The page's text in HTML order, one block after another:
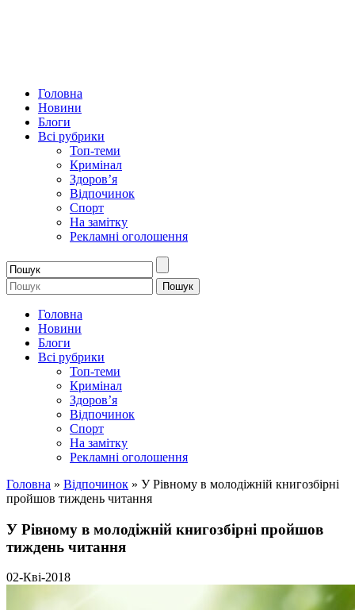
Головна
Новини
Блоги
Всі рубрики
Топ-теми
Кримінал
Здоров’я
Відпочинок
Спорт
На замітку
Рекламні оголошення
Головна
Новини
Блоги
Всі рубрики
Топ-теми
Кримінал
Здоров’я
Відпочинок
Спорт
На замітку
Рекламні оголошення
Головна » Відпочинок » У Рівному в молодіжній книгозбірні
пройшов тиждень читання
У Рівному в молодіжній книгозбірні пройшов
тиждень читання
02-Кві-2018